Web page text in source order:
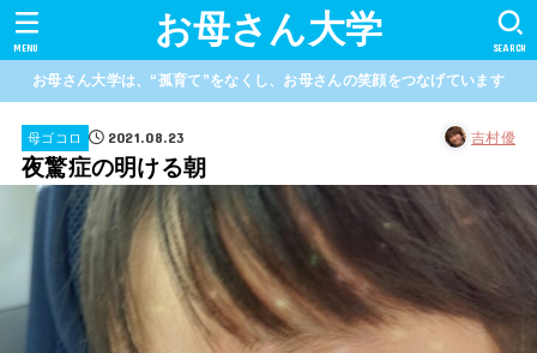
お母さん大学 SEARCH
MENU
お母さん大学は、“孤育て”をなくし、お母さんの笑顔をつなげています
母ゴコロ 2021.08.23 吉村優
夜驚症の明ける朝